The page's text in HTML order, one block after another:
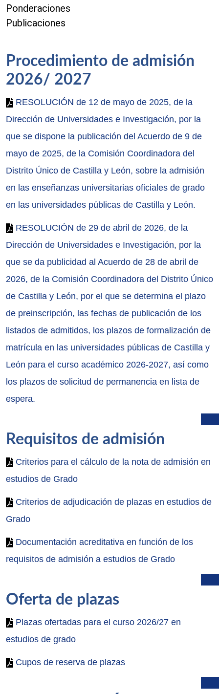
Ponderaciones
Publicaciones
Procedimiento de admisión
2026/ 2027
RESOLUCIÓN de 12 de mayo de 2025, de la
Dirección de Universidades e Investigación, por la
que se dispone la publicación del Acuerdo de 9 de
mayo de 2025, de la Comisión Coordinadora del
Distrito Único de Castilla y León, sobre la admisión
en las enseñanzas universitarias oficiales de grado
en las universidades públicas de Castilla y León.
RESOLUCIÓN de 29 de abril de 2026, de la
Dirección de Universidades e Investigación, por la
que se da publicidad al Acuerdo de 28 de abril de
2026, de la Comisión Coordinadora del Distrito Único
de Castilla y León, por el que se determina el plazo
de preinscripción, las fechas de publicación de los
listados de admitidos, los plazos de formalización de
matrícula en las universidades públicas de Castilla y
León para el curso académico 2026-2027, así como
los plazos de solicitud de permanencia en lista de
espera.
Requisitos de admisión
Criterios para el cálculo de la nota de admisión en
estudios de Grado
Criterios de adjudicación de plazas en estudios de
Grado
Documentación acreditativa en función de los
requisitos de admisión a estudios de Grado
Oferta de plazas
Plazas ofertadas para el curso 2026/27 en
estudios de grado
Cupos de reserva de plazas